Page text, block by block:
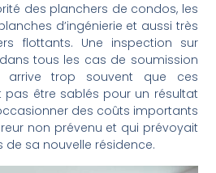
des planchers de condos, les
d’ingénierie et aussi très
flottants. Une inspection sur
tous les cas de soumission
trop souvent que ces
pas être sablés pour un résultat
des coûts importants
non prévenu et qui prévoyait
de sa nouvelle résidence.